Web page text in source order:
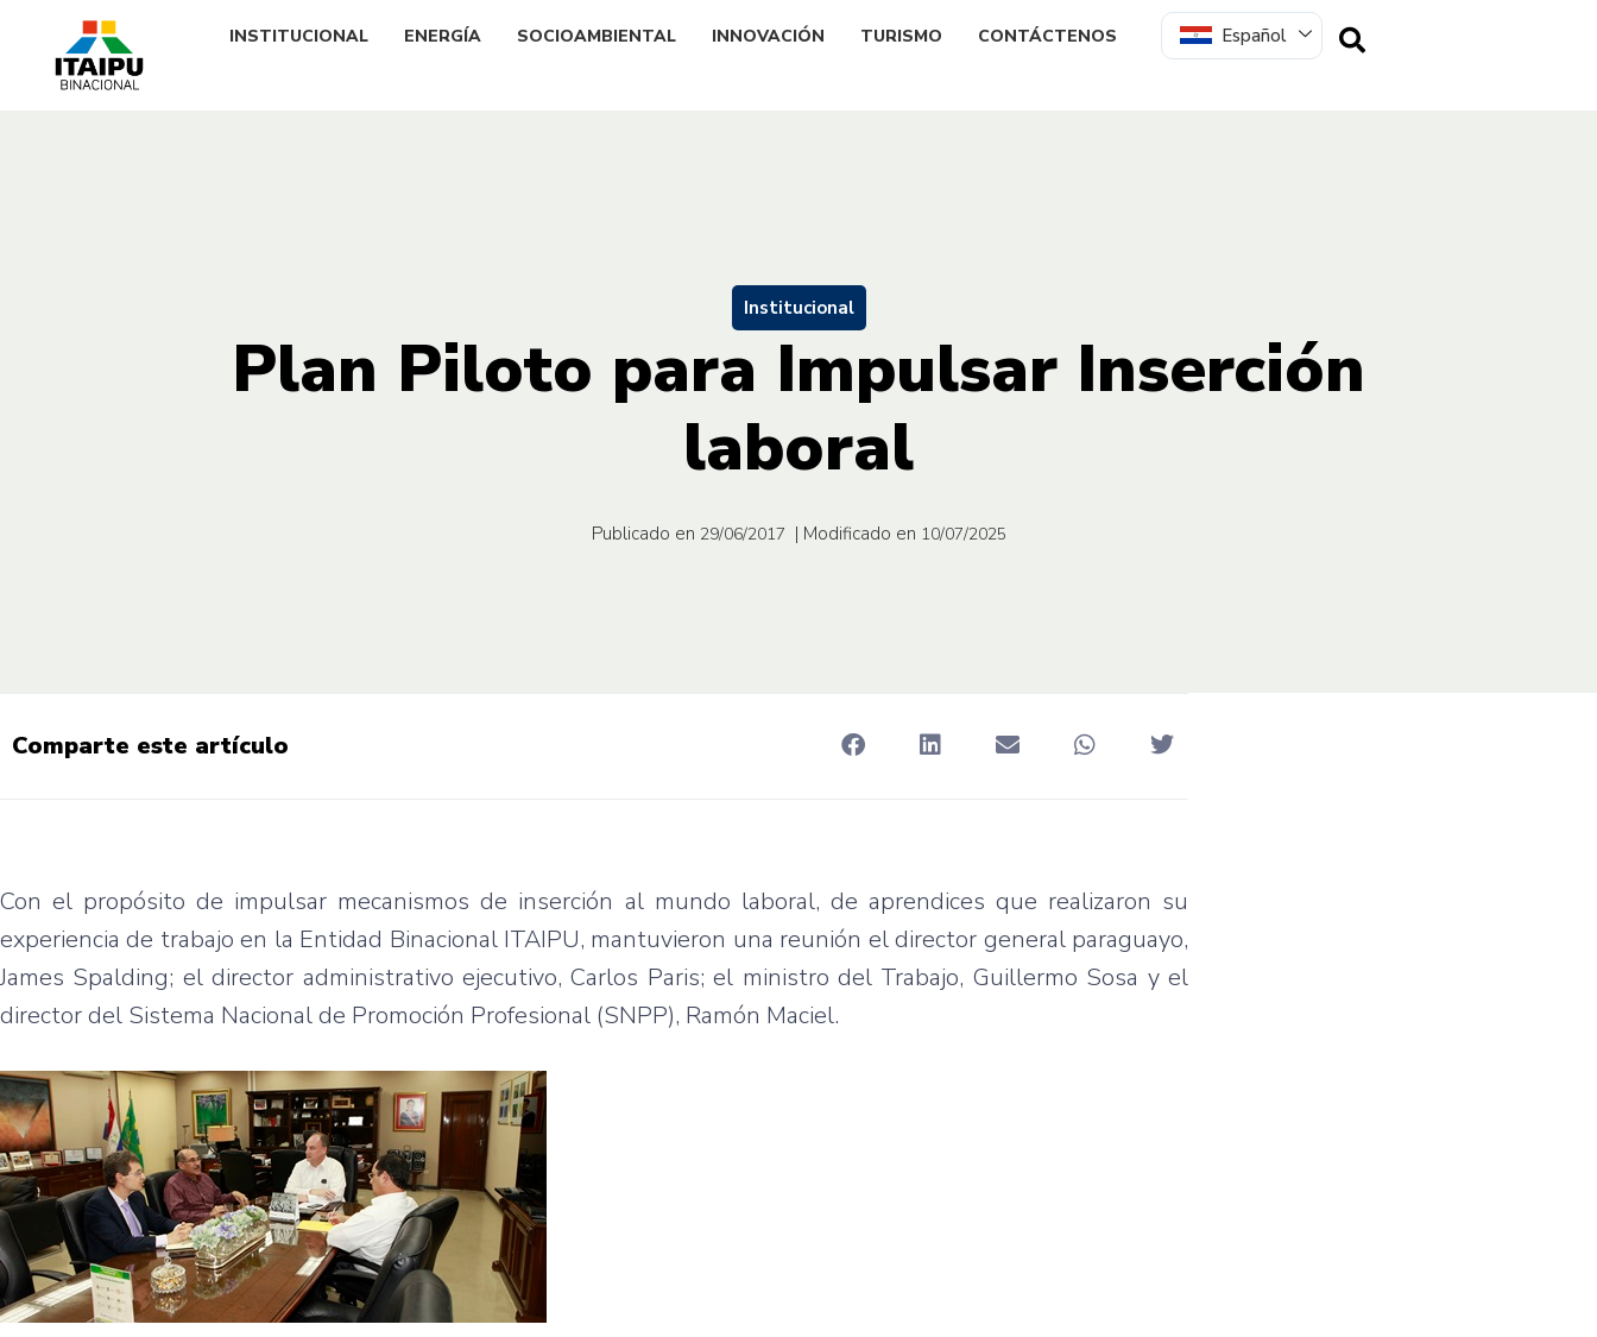
INSTITUCIONAL ENERGÍA SOCIOAMBIENTAL INNOVACIÓN TURISMO CONTÁCTENOS Español
Institucional
Plan Piloto para Impulsar Inserción
laboral
Publicado en 29/06/2017 | Modificado en 10/07/2025
Comparte este artículo
Con el propósito de impulsar mecanismos de inserción al mundo laboral, de aprendices que realizaron su
experiencia de trabajo en la Entidad Binacional ITAIPU, mantuvieron una reunión el director general paraguayo,
James Spalding; el director administrativo ejecutivo, Carlos Paris; el ministro del Trabajo, Guillermo Sosa y el
director del Sistema Nacional de Promoción Profesional (SNPP), Ramón Maciel.